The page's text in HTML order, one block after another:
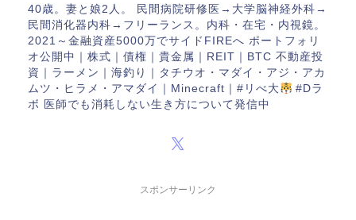
40歳。妻と娘2人。 民間病院研修医→大学脳神経外科→
民間消化器内科→フリーランス。内科・在宅・内視鏡。
2021～金融資産5000万でサイドFIREへ ポートフォリ
オ公開中｜株式｜債権｜貴金属｜REIT｜BTC 不動産投
資｜ラーメン｜海釣り｜タチウオ・マダイ・アジ・アカ
ムツ・ヒラメ・アマダイ｜Minecraft｜#リべ大
#Dラ
ボ 医師でも消耗しない生き方について発信中
スポンサーリンク